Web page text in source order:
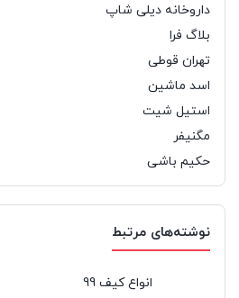
داروخانه دیلی شاپ
بلاگ فرا
تهران قوطی
اسد ماشین
استیل شیت
مگنیفر
حکیم باشی
نوشته‌های مرتبط
انواع کیف 99